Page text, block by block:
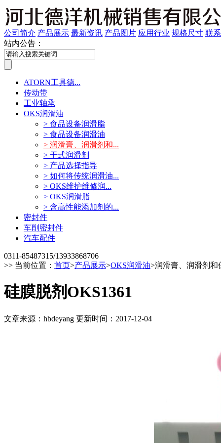
公司简介 产品展示 最新资讯 产品图片 应用行业 规格尺寸 联
站内公告：
ATORN工具德...
传动带
工业轴承
OKS润滑油
> 食品设备润滑脂
> 食品设备润滑油
> 润滑膏、润滑剂和...
> 干式润滑剂
> 产品选择指导
> 如何将传统润滑油...
> OKS维护维修润...
> OKS润滑脂
> 含高性能添加剂的...
密封件
车削密封件
汽车配件
0311-85487315/13933868706
>> 当前位置： 首页>产品展示>OKS润滑油>润滑膏、润滑剂和
硅膜脱剂OKS1361
文章来源：hbdeyang 更新时间：2017-12-04